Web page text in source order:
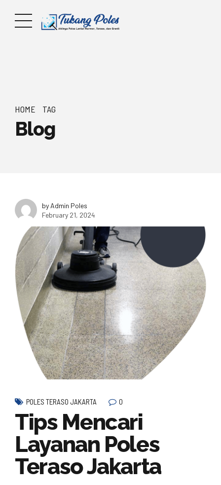
HOME TAG
Blog
by Admin Poles
February 21, 2024
POLES TERASO JAKARTA 0
Tips Mencari
Layanan Poles
Teraso Jakarta